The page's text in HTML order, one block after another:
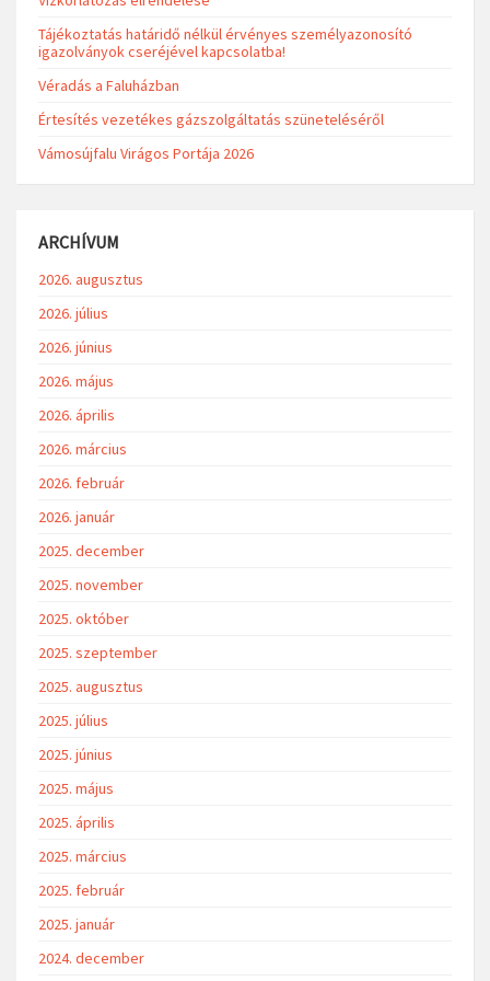
Tájékoztatás határidő nélkül érvényes személyazonosító
igazolványok cseréjével kapcsolatba!
Véradás a Faluházban
Értesítés vezetékes gázszolgáltatás szüneteléséről
Vámosújfalu Virágos Portája 2026
ARCHÍVUM
2026. augusztus
2026. július
2026. június
2026. május
2026. április
2026. március
2026. február
2026. január
2025. december
2025. november
2025. október
2025. szeptember
2025. augusztus
2025. július
2025. június
2025. május
2025. április
2025. március
2025. február
2025. január
2024. december